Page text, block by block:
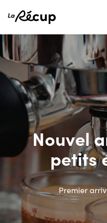
Nouvel
petits
Premier